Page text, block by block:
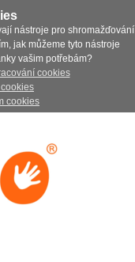
nástroje pro shromažďování
jak můžeme tyto nástroje
vašim potřebám?
cookies
cookies